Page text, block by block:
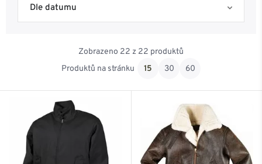
Skladem na eshopu
Skladem Ostrava
Od nejnovějšího
Od nejlevnějšího
Od nejdražšího
Dle datumu
Zobrazeno 22 z 22 produktů
Produktů na stránku
15 30 60